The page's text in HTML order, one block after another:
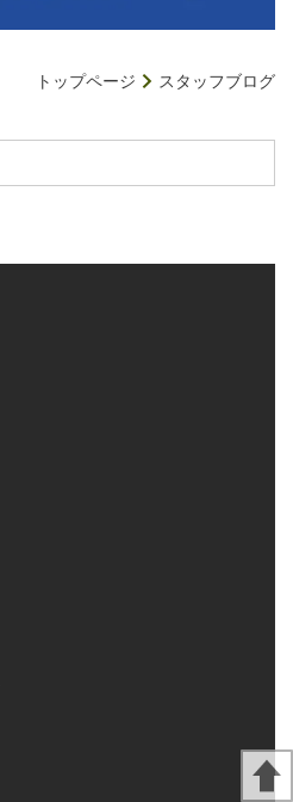
トップページ スタッフブログ